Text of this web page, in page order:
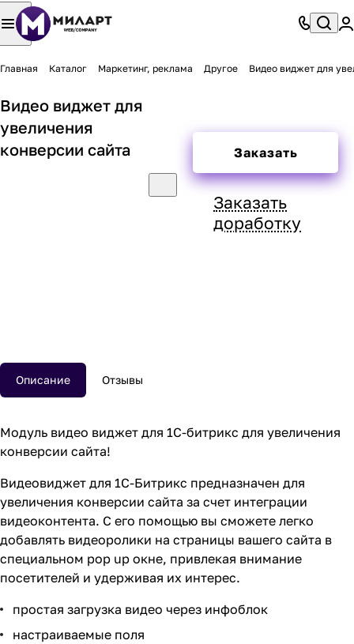
Главная Каталог Маркетинг, реклама Другое Видео виджет для
Видео виджет для
увеличения
конверсии сайта
Заказать
Заказать
доработку
Описание Отзывы
Модуль видео виджет для 1С-битрикс для увеличения
конверсии сайта!
Видеовиджет для 1С-Битрикс предназначен для
увеличения конверсии сайта за счет интеграции
видеоконтента. С его помощью вы сможете легко
добавлять видеоролики на страницы вашего сайта в
специальном pop up окне, привлекая внимание
посетителей и удерживая их интерес.
простая загрузка видео через инфоблок
настраиваемые поля